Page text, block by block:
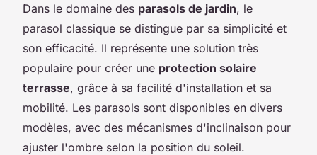
Dans le domaine des parasols de jardin, le
parasol classique se distingue par sa simplicité et
son efficacité. Il représente une solution très
populaire pour créer une protection solaire
terrasse, grâce à sa facilité d'installation et sa
mobilité. Les parasols sont disponibles en divers
modèles, avec des mécanismes d'inclinaison pour
ajuster l'ombre selon la position du soleil.